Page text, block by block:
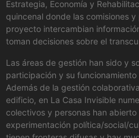
Estrategia, Economía y
quincenal donde las comisiones
proyecto intercambian
toman decisiones sobre el
Las áreas de gestión han sido y
participación y su
Además de la gestión
edificio, en La Casa Invisible
colectivos y personas han
experimentación política/social/